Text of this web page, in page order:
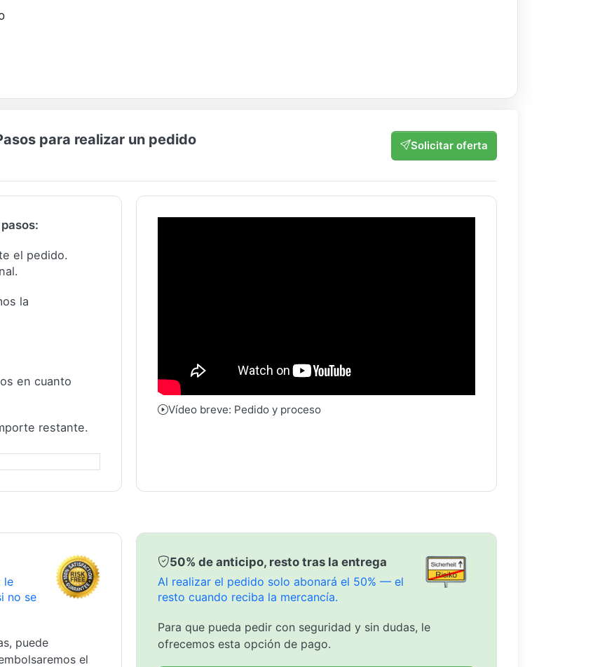
para realizar un pedido Solicitar oferta
el pedido.
la
en cuanto
restante.
Vídeo breve: Pedido y proceso
le
no se
puede
el
50% de anticipo, resto tras la entrega
Al realizar el pedido solo abonará el 50% — el
resto cuando reciba la mercancía.
Para que pueda pedir con seguridad y sin dudas, le
ofrecemos esta opción de pago.